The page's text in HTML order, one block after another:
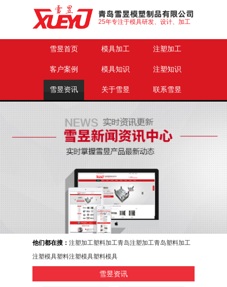
25年专注于模具研发、设计、加工
雪昱首页 模具加工 注塑加工
客户案例 模具知识 注塑知识
雪昱资讯 关于雪昱 联系雪昱
他们都在搜： 注塑加工塑料加工青岛注塑加工青岛塑料加工
注塑模具塑料注塑模具塑料模具
雪昱资讯